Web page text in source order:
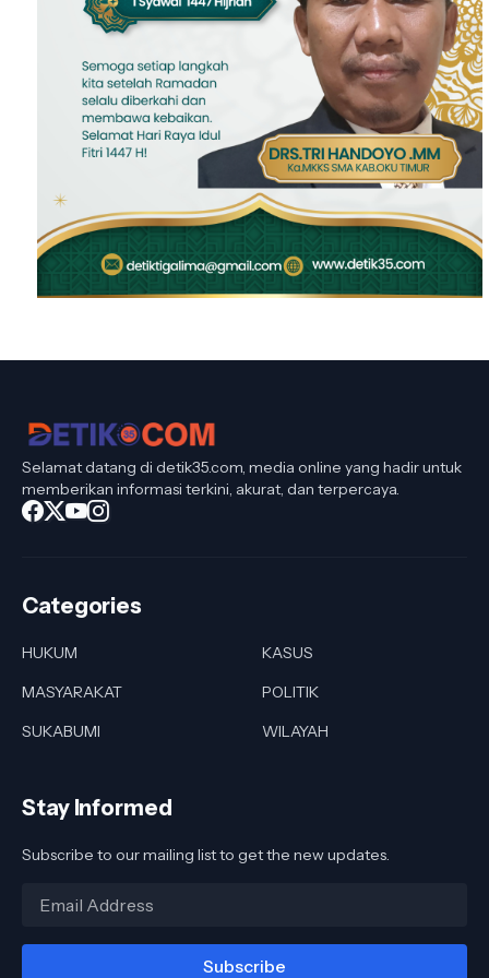
Selamat datang di detik35.com, media online yang hadir untuk
memberikan informasi terkini, akurat, dan terpercaya.
Categories
HUKUM
KASUS
MASYARAKAT
POLITIK
SUKABUMI
WILAYAH
Stay Informed
Subscribe to our mailing list to get the new updates.